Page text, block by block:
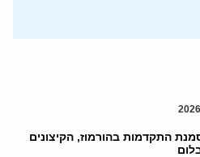
התקדמות בהורמוז, הקיצונים